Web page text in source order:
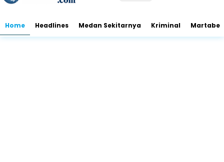
Home Headlines Medan Sekitarnya Kriminal Martabe